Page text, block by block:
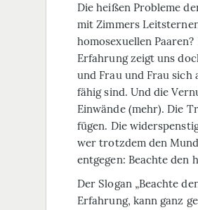
Die heißen Probleme
mit Zimmers
homosexuellen
Erfahrung zeigt uns
und Frau und Frau sich
fähig sind. Und die
Einwände (mehr). Die
fügen. Die
wer trotzdem den
entgegen: Beachte den
Der Slogan „Beachte
Erfahrung, kann ganz